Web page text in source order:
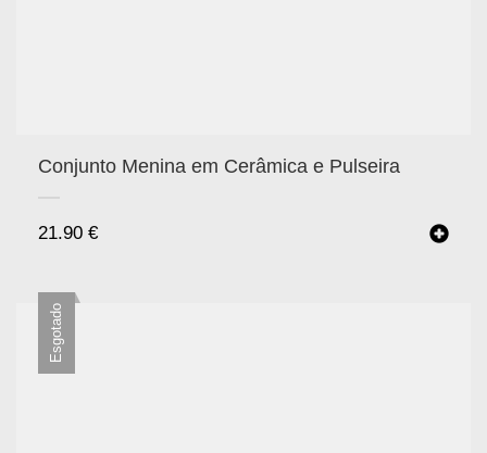
Conjunto Menina em Cerâmica e Pulseira
21.90 €
Esgotado